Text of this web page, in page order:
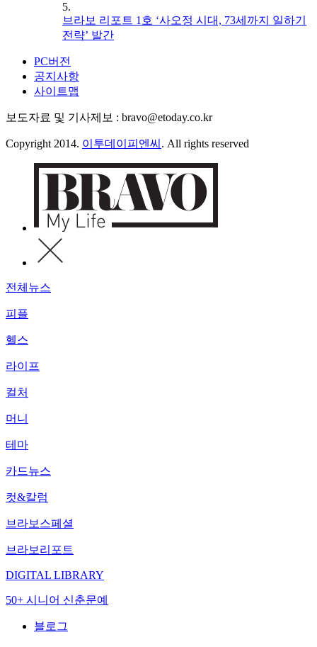
5.
브라보 리포트 1호 ‘사오정 시대, 73세까지 일하기
전략’ 발간
PC버전
공지사항
사이트맵
보도자료 및 기사제보 : bravo@etoday.co.kr
Copyright 2014. 이투데이피엔씨 . All rights reserved
전체뉴스
피플
헬스
라이프
컬처
머니
테마
카드뉴스
컷&칼럼
브라보스페셜
브라보리포트
DIGITAL LIBRARY
50+ 시니어 신춘문예
블로그